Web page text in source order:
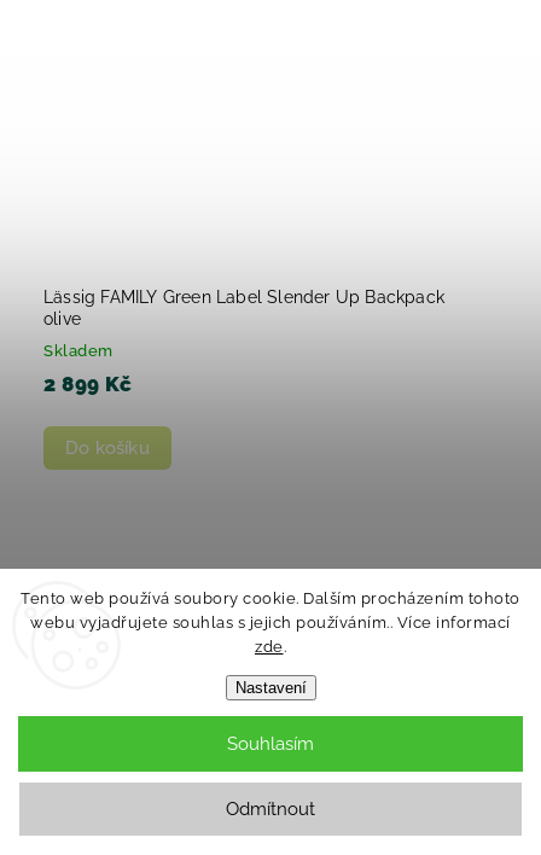
Tento web používá soubory cookie. Dalším procházením tohoto
webu vyjadřujete souhlas s jejich používáním.. Více informací
zde.
Nastavení
Odmítnout
Souhlasím
Lässig FAMILY Green Label Slender Up Backpack
olive
Skladem
2 899 Kč
Do košíku